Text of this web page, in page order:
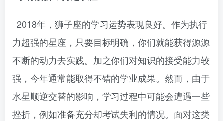
2018年，狮子座的学习运势表现良好。作为执行
力超强的星座，只要目标明确，你们就能获得源源
不断的动力去实践。加之你们对知识的接受能力较
强，今年通常能取得不错的学业成果。然而，由于
水星顺逆交替的影响，学习过程中可能会遭遇一些
挫折，例如准备充分却考试失利的情况。面对这类